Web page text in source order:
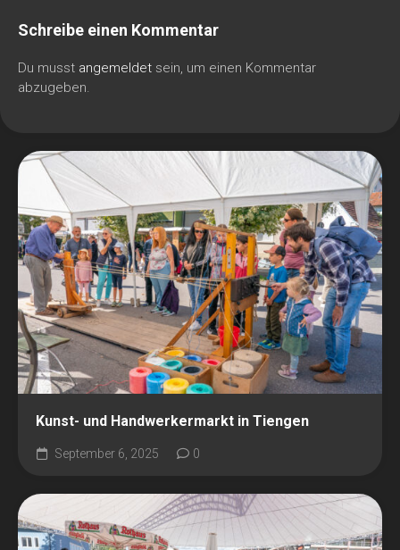
Schreibe einen Kommentar
Du musst angemeldet sein, um einen Kommentar
abzugeben.
Kunst- und Handwerkermarkt in Tiengen
September 6, 2025 0